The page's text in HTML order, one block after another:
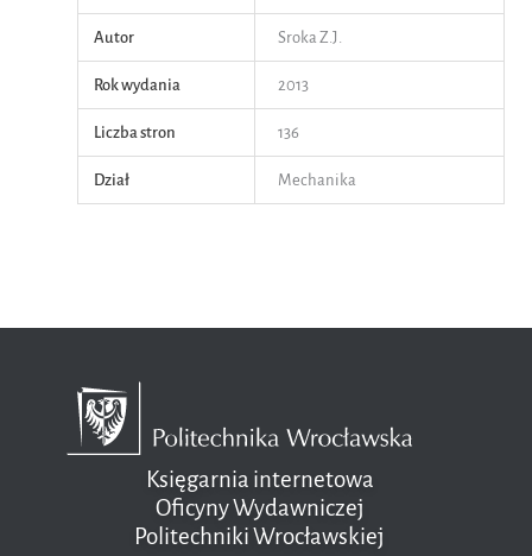
Autor Sroka Z.J.
Rok wydania 2013
Liczba stron 136
Dział Mechanika
Księgarnia internetowa
Oficyny Wydawniczej
Politechniki Wrocławskiej